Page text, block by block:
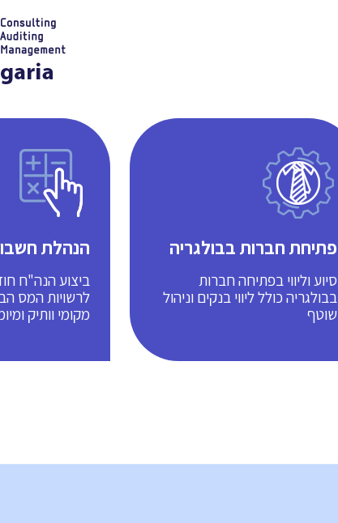
פתיחת חברות בבולגריה
סיוע וליווי בפתיחה חברות
בבולגריה כולל ליווי בנקים וניהול
שוטף
הנהלת
ביצוע הנה"ח
לרשויות המס
מקומי וותיק